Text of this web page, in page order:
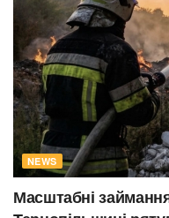
NEWS
Масштабні